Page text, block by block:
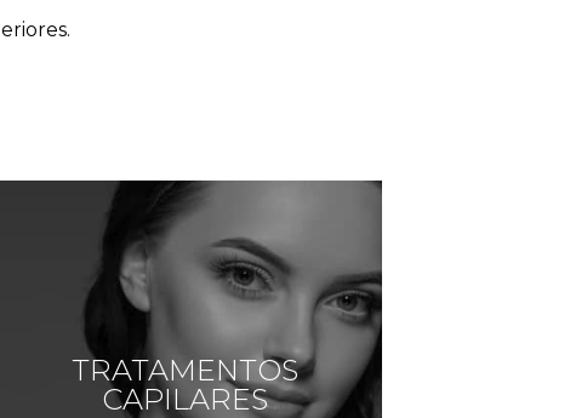
TRATAMENTOS
CAPILARES